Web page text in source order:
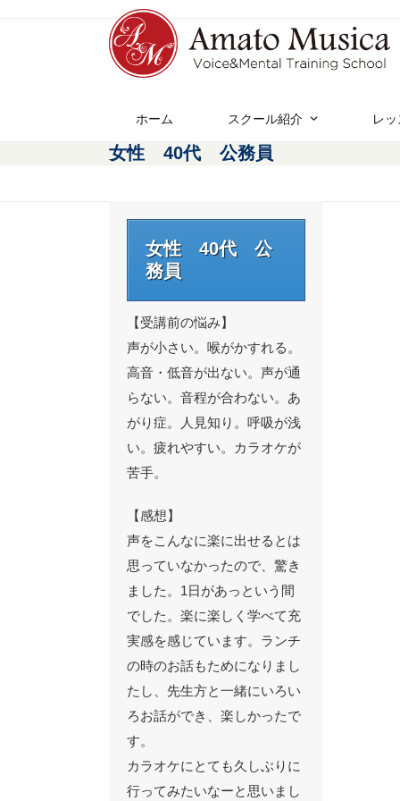
ホーム スクール紹介 レ
女性 40代 公務員
女性 40代 公
務員
【受講前の悩み】
声が小さい。喉がかすれる。
高音・低音が出ない。声が通
らない。音程が合わない。あ
がり症。人見知り。呼吸が浅
い。疲れやすい。カラオケが
苦手。
【感想】
声をこんなに楽に出せるとは
思っていなかったので、驚き
ました。1日があっという間
でした。楽に楽しく学べて充
実感を感じています。ランチ
の時のお話もためになりまし
たし、先生方と一緒にいろい
ろお話ができ、楽しかったで
す。
カラオケにとても久しぶりに
行ってみたいなーと思いまし